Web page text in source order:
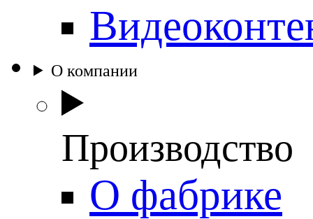
О компании
Производство
О фабрике